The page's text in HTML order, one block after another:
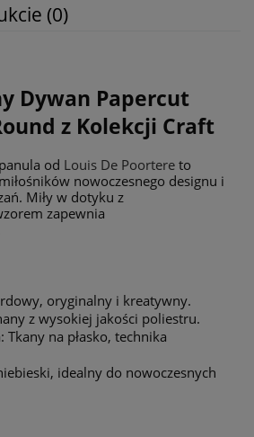
(0)
Dywan Papercut
z Kolekcji Craft
od Louis De Poortere to
nowoczesnego designu i
Miły w dotyku z
zapewnia
oryginalny i kreatywny.
z wysokiej jakości poliestru.
Tkany na płasko, technika
idealny do nowoczesnych